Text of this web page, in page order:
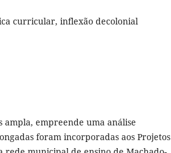
curricular, inflexão decolonial
ampla, empreende uma análise
foram incorporadas aos Projetos